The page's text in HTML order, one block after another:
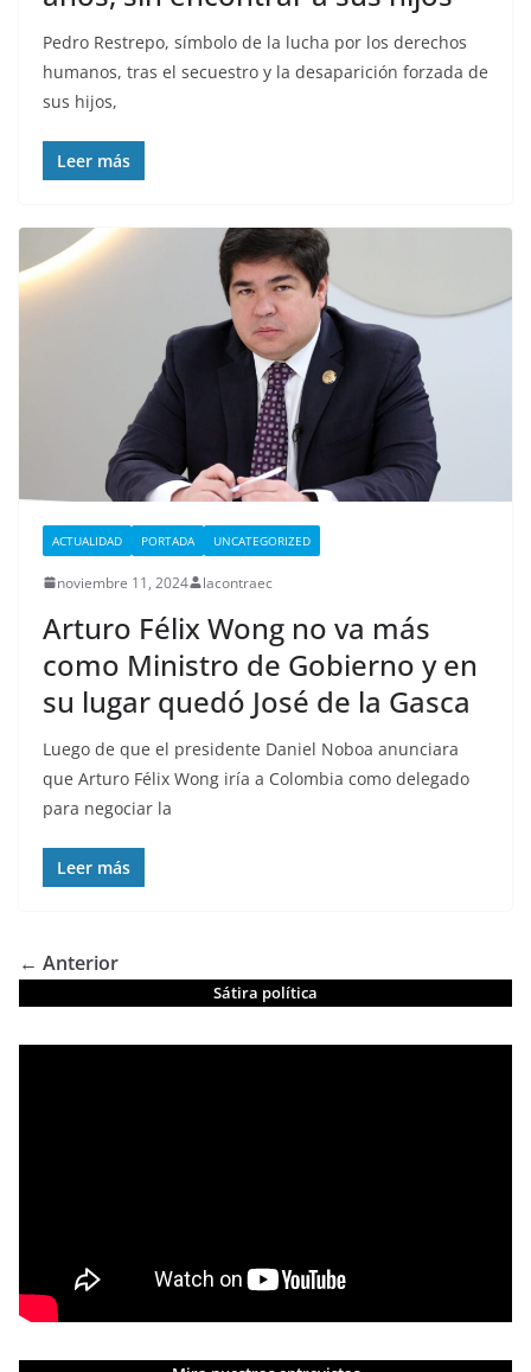
Pedro Restrepo, símbolo de la lucha por los derechos
humanos, tras el secuestro y la desaparición forzada de
sus hijos,
Leer más
ACTUALIDAD PORTADA UNCATEGORIZED
noviembre 11, 2024 lacontraec
Arturo Félix Wong no va más
como Ministro de Gobierno y en
su lugar quedó José de la Gasca
Luego de que el presidente Daniel Noboa anunciara
que Arturo Félix Wong iría a Colombia como delegado
para negociar la
Leer más
← Anterior
Sátira política